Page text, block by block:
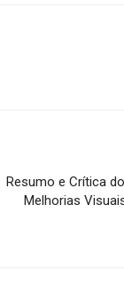
Resumo e Crítica
Melhorias